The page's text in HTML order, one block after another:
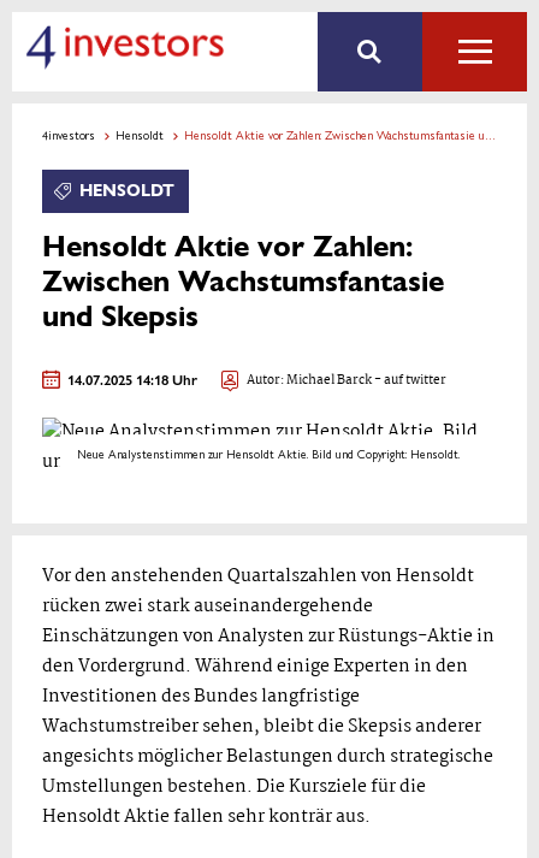
4investors Hensoldt Hensoldt Aktie vor Zahlen: Zwischen Wachstumsfantasie und Skepsis
HENSOLDT
Hensoldt Aktie vor Zahlen:
Zwischen Wachstumsfantasie
und Skepsis
14.07.2025 14:18 Uhr Autor:Michael Barck- auf twitter
Neue Analystenstimmen zur Hensoldt Aktie. Bild und Copyright: Hensoldt.
Vor den anstehenden Quartalszahlen von Hensoldt
rücken zwei stark auseinandergehende
Einschätzungen von Analysten zur Rüstungs-Aktie in
den Vordergrund. Während einige Experten in den
Investitionen des Bundes langfristige
Wachstumstreiber sehen, bleibt die Skepsis anderer
angesichts möglicher Belastungen durch strategische
Umstellungen bestehen. Die Kursziele für die
Hensoldt Aktie fallen sehr konträr aus.